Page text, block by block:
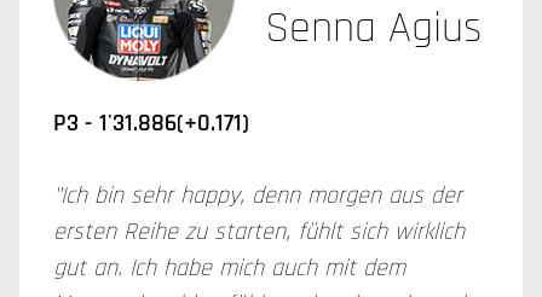
Senna Agius
P3 - 1'31.886(+0.171)
"Ich bin sehr happy, denn morgen aus der
ersten Reihe zu starten, fühlt sich wirklich
gut an. Ich habe mich auch mit dem